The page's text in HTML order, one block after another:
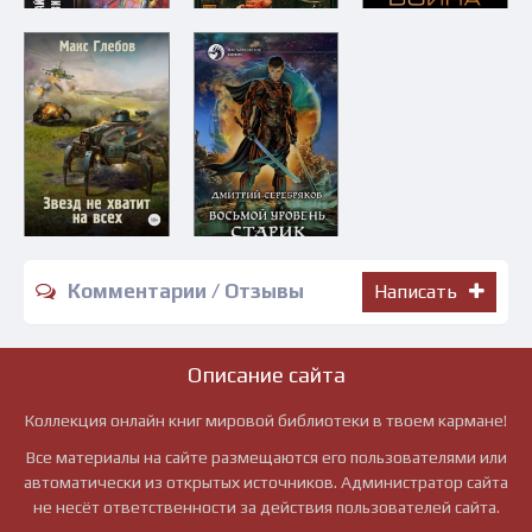
Комментарии / Отзывы Написать
Описание сайта
Коллекция онлайн книг мировой библиотеки в твоем кармане!
Все материалы на сайте размещаются его пользователями или
автоматически из открытых источников. Администратор сайта
не несёт ответственности за действия пользователей сайта.